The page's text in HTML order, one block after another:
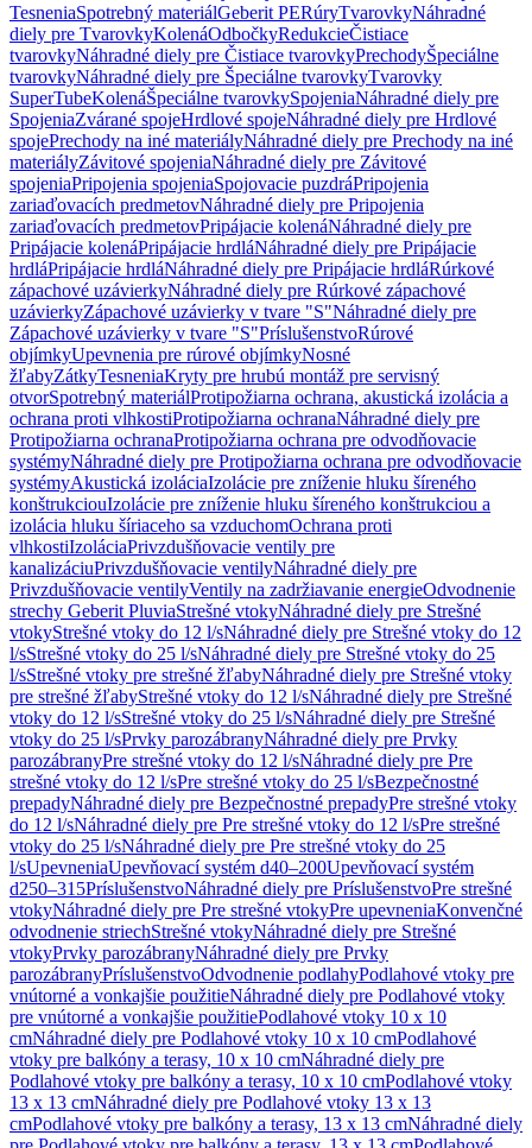
TesneniaSpotrebný materiálGeberit PERúryTvarovkyNáhradné
diely pre TvarovkyKolenáOdbočkyRedukcieČistiace
tvarovkyNáhradné diely pre Čistiace tvarovkyPrechodyŠpeciálne
tvarovkyNáhradné diely pre Špeciálne tvarovkyTvarovky
SuperTubeKolenáŠpeciálne tvarovkySpojeniaNáhradné diely pre
SpojeniaZvárané spojeHrdlové spojeNáhradné diely pre Hrdlové
spojePrechody na iné materiályNáhradné diely pre Prechody na iné
materiályZávitové spojeniaNáhradné diely pre Závitové
spojeniaPripojenia spojeniaSpojovacie puzdráPripojenia
zariaďovacích predmetovNáhradné diely pre Pripojenia
zariaďovacích predmetovPripájacie kolenáNáhradné diely pre
Pripájacie kolenáPripájacie hrdláNáhradné diely pre Pripájacie
hrdláPripájacie hrdláNáhradné diely pre Pripájacie hrdláRúrkové
zápachové uzávierkyNáhradné diely pre Rúrkové zápachové
uzávierkyZápachové uzávierky v tvare "S"Náhradné diely pre
Zápachové uzávierky v tvare "S"PríslušenstvoRúrové
objímkyUpevnenia pre rúrové objímkyNosné
žľabyZátkyTesneniaKryty pre hrubú montáž pre servisný
otvorSpotrebný materiálProtipožiarna ochrana, akustická izolácia a
ochrana proti vlhkostiProtipožiarna ochranaNáhradné diely pre
Protipožiarna ochranaProtipožiarna ochrana pre odvodňovacie
systémyNáhradné diely pre Protipožiarna ochrana pre odvodňovacie
systémyAkustická izoláciaIzolácie pre zníženie hluku šíreného
konštrukciouIzolácie pre zníženie hluku šíreného konštrukciou a
izolácia hluku šíriaceho sa vzduchomOchrana proti
vlhkostiIzoláciaPrivzdušňovacie ventily pre
kanalizáciuPrivzdušňovacie ventilyNáhradné diely pre
Privzdušňovacie ventilyVentily na zadržiavanie energieOdvodnenie
strechy Geberit PluviaStrešné vtokyNáhradné diely pre Strešné
vtokyStrešné vtoky do 12 l/sNáhradné diely pre Strešné vtoky do 12
l/sStrešné vtoky do 25 l/sNáhradné diely pre Strešné vtoky do 25
l/sStrešné vtoky pre strešné žľabyNáhradné diely pre Strešné vtoky
pre strešné žľabyStrešné vtoky do 12 l/sNáhradné diely pre Strešné
vtoky do 12 l/sStrešné vtoky do 25 l/sNáhradné diely pre Strešné
vtoky do 25 l/sPrvky parozábranyNáhradné diely pre Prvky
parozábranyPre strešné vtoky do 12 l/sNáhradné diely pre Pre
strešné vtoky do 12 l/sPre strešné vtoky do 25 l/sBezpečnostné
prepadyNáhradné diely pre Bezpečnostné prepadyPre strešné vtoky
do 12 l/sNáhradné diely pre Pre strešné vtoky do 12 l/sPre strešné
vtoky do 25 l/sNáhradné diely pre Pre strešné vtoky do 25
l/sUpevneniaUpevňovací systém d40–200Upevňovací systém
d250–315PríslušenstvoNáhradné diely pre PríslušenstvoPre strešné
vtokyNáhradné diely pre Pre strešné vtokyPre upevneniaKonvenčné
odvodnenie striechStrešné vtokyNáhradné diely pre Strešné
vtokyPrvky parozábranyNáhradné diely pre Prvky
parozábranyPríslušenstvoOdvodnenie podlahyPodlahové vtoky pre
vnútorné a vonkajšie použitieNáhradné diely pre Podlahové vtoky
pre vnútorné a vonkajšie použitiePodlahové vtoky 10 x 10
cmNáhradné diely pre Podlahové vtoky 10 x 10 cmPodlahové
vtoky pre balkóny a terasy, 10 x 10 cmNáhradné diely pre
Podlahové vtoky pre balkóny a terasy, 10 x 10 cmPodlahové vtoky
13 x 13 cmNáhradné diely pre Podlahové vtoky 13 x 13
cmPodlahové vtoky pre balkóny a terasy, 13 x 13 cmNáhradné diely